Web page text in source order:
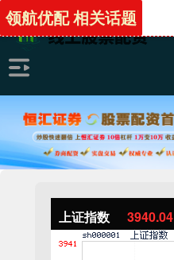
上证指数 3940.04
领航优配 相关话题